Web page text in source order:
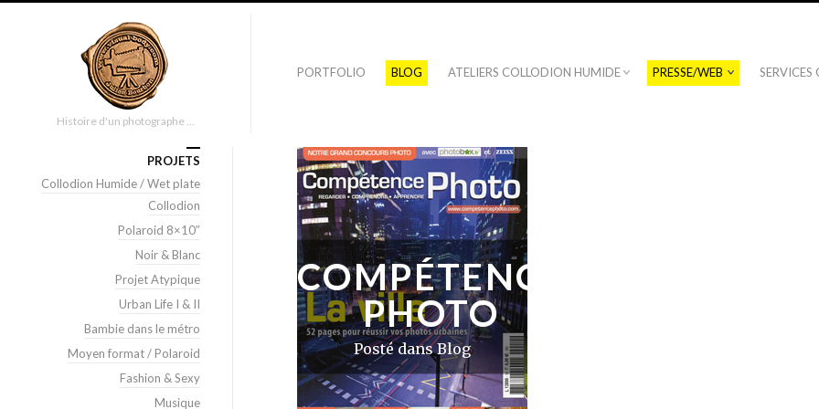
Histoire d'un photographe …
PORTFOLIO BLOG ATELIERS COLLODION HUMIDE PRESSE/WEB SERVICES
COMPÉTENCE
PHOTO
Posté dansBlog
PROJETS
Collodion Humide / Wet plate
Collodion
Polaroid 8×10″
Noir & Blanc
Projet Atypique
Urban Life I & II
Bambie dans le métro
Moyen format / Polaroid
Fashion & Sexy
Musique